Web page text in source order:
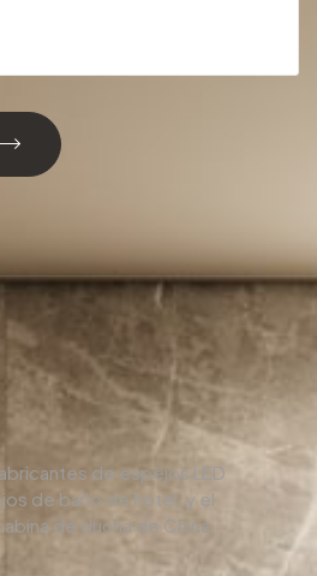
de espejos LED
de baño de hotel, y el
de ducha de China.